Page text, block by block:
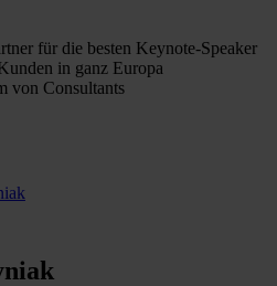
für die besten Keynote-Speaker
in ganz Europa
von Consultants